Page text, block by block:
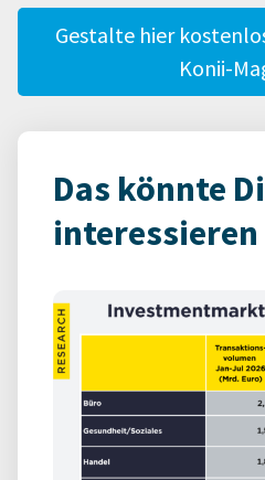
Gestalte hier
Konii-
Das könnte
interessieren